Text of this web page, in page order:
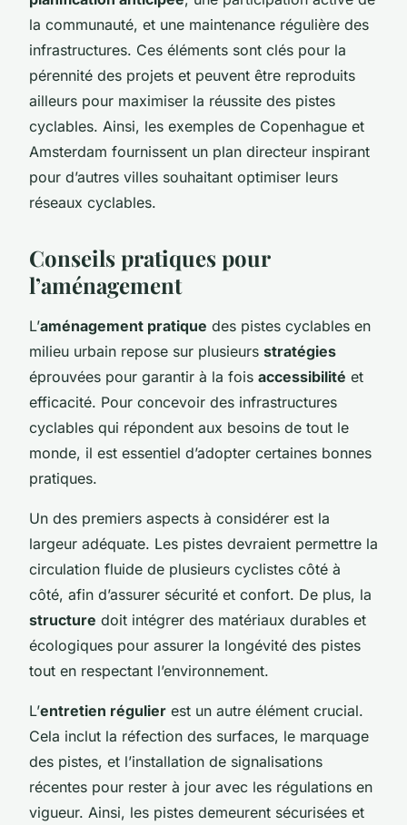
la communauté, et une maintenance régulière des
infrastructures. Ces éléments sont clés pour la
pérennité des projets et peuvent être reproduits
ailleurs pour maximiser la réussite des pistes
cyclables. Ainsi, les exemples de Copenhague et
Amsterdam fournissent un plan directeur inspirant
pour d’autres villes souhaitant optimiser leurs
réseaux cyclables.
Conseils pratiques pour
l’aménagement
L’aménagement pratique des pistes cyclables en
milieu urbain repose sur plusieurs stratégies
éprouvées pour garantir à la fois accessibilité et
efficacité. Pour concevoir des infrastructures
cyclables qui répondent aux besoins de tout le
monde, il est essentiel d’adopter certaines bonnes
pratiques.
Un des premiers aspects à considérer est la
largeur adéquate. Les pistes devraient permettre la
circulation fluide de plusieurs cyclistes côté à
côté, afin d’assurer sécurité et confort. De plus, la
structure doit intégrer des matériaux durables et
écologiques pour assurer la longévité des pistes
tout en respectant l’environnement.
L’entretien régulier est un autre élément crucial.
Cela inclut la réfection des surfaces, le marquage
des pistes, et l’installation de signalisations
récentes pour rester à jour avec les régulations en
vigueur. Ainsi, les pistes demeurent sécurisées et